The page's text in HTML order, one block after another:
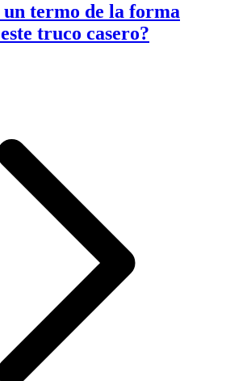
termo de la forma
truco casero?